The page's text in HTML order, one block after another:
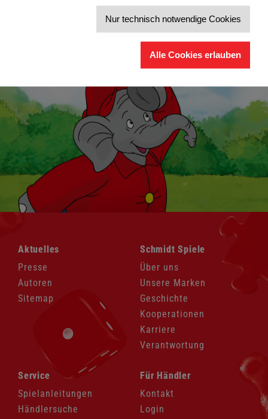
Nur technisch notwendige Cookies
Alle Cookies erlauben
Abmeldelink möglich.
Hiermit akzeptiere ich dieDatenschutzbestimmungen.
>
Navigation
überspringen
Aktuelles
Presse
Autoren
Sitemap
Navigation
überspringen
Schmidt Spiele
Über uns
Unsere Marken
Geschichte
Kooperationen
Karriere
Verantwortung
Navigation
überspringen
Service
Spielanleitungen
Händlersuche
Navigation
überspringen
Für Händler
Kontakt
Login